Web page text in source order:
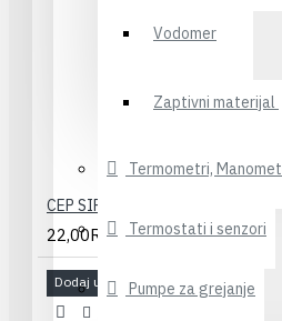
Vodomer
Zaptivni materijal
Termometri,
Termostati i senzori
Pumpe za grejanje
CEP SIFONA GUMENI
22,00RSD
Dodaj u korpu